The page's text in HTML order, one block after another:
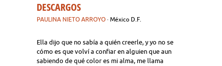
DESCARGOS
PAULINA NIETO ARROYO · México D.F.
Ella dijo que no sabía a quién creerle, y yo no se
cómo es que volví a confiar en alguien que aun
sabiendo de qué color es mi alma, me llama